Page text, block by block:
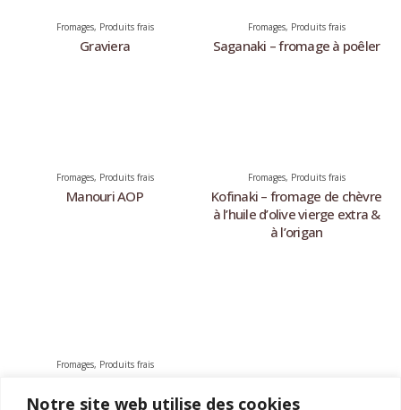
Notre site web utilise des cookies
Fromages, Produits frais
Graviera
Fromages, Produits frais
Saganaki – fromage à poêler
Fromages, Produits frais
Manouri AOP
Fromages, Produits frais
Kofinaki – fromage de chèvre
à l’huile d’olive vierge extra &
à l’origan
Fromages, Produits frais
20% lait de chèvre